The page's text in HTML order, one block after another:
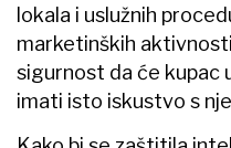
lokala i uslužnih
marketinških
sigurnost da će kupac
imati isto iskustvo s